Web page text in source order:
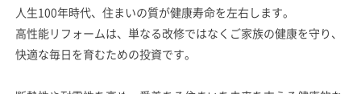
人生100年時代、住まいの質が健康寿命を左右します。
高性能リフォームは、単なる改修ではなくご家族の健康を守り、
快適な毎日を育むための投資です。